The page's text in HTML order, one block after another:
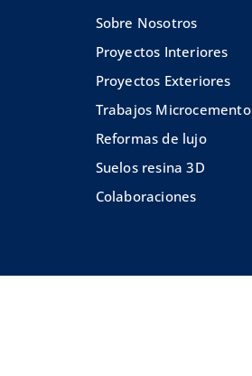
Sobre Nosotros
Proyectos Interiores
Proyectos Exteriores
Trabajos Microcemento
Reformas de lujo
Suelos resina 3D
Colaboraciones